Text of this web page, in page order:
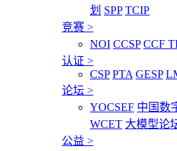
划 SPP TCIP
竞赛 >
NOI CCSP CCF
认证 >
CSP PTA GESP
论坛 >
YOCSEF 中国数
WCET 大模型论
公益 >